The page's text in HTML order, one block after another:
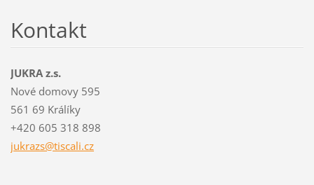
Kontakt
JUKRA z.s.
Nové domovy 595
561 69 Králíky
+420 605 318 898
jukrazs@tiscali.cz